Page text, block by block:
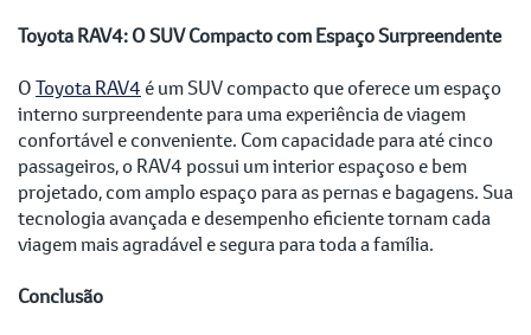
Toyota RAV4: O SUV Compacto com Espaço Surpreendente
OToyota RAV4 é um SUV compacto que oferece um espaço
interno surpreendente para uma experiência de viagem
confortável e conveniente. Com capacidade para até cinco
passageiros, o RAV4 possui um interior espaçoso e bem
projetado, com amplo espaço para as pernas e bagagens. Sua
tecnologia avançada e desempenho eficiente tornam cada
viagem mais agradável e segura para toda a família.
Conclusão